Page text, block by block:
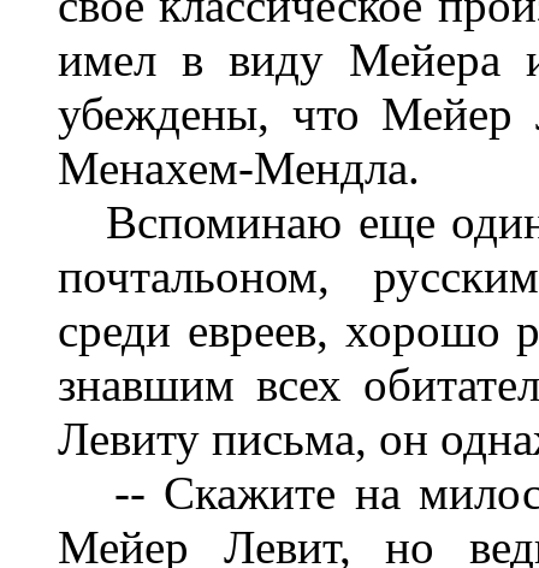
имел в виду Мейера
убеждены, что Мейер
Менахем-Мендла.
Вспоминаю еще один
почтальоном,
среди евреев, хорошо
знавшим всех
Левиту письма, он
-- Скажите на
Мейер Левит, но